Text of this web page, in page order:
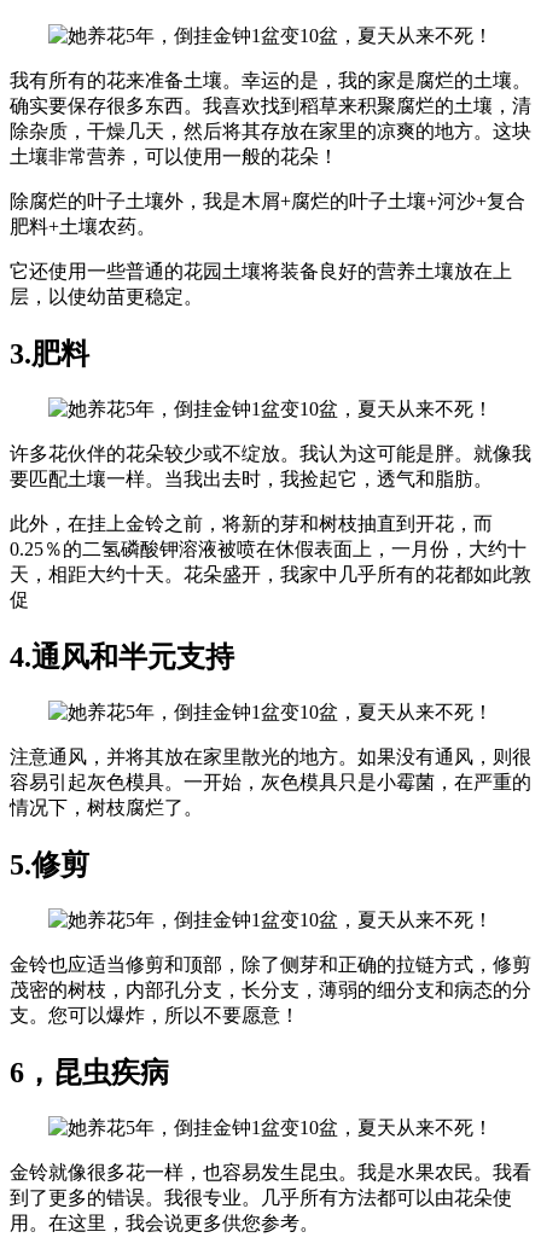
我有所有的花来准备土壤。幸运的是，我的家是腐烂的土壤。
确实要保存很多东西。我喜欢找到稻草来积聚腐烂的土壤，清
除杂质，干燥几天，然后将其存放在家里的凉爽的地方。这块
土壤非常营养，可以使用一般的花朵！
除腐烂的叶子土壤外，我是木屑+腐烂的叶子土壤+河沙+复合
肥料+土壤农药。
它还使用一些普通的花园土壤将装备良好的营养土壤放在上
层，以使幼苗更稳定。
3.肥料
许多花伙伴的花朵较少或不绽放。我认为这可能是胖。就像我
要匹配土壤一样。当我出去时，我捡起它，透气和脂肪。
此外，在挂上金铃之前，将新的芽和树枝抽直到开花，而
0.25％的二氢磷酸钾溶液被喷在休假表面上，一月份，大约十
天，相距大约十天。花朵盛开，我家中几乎所有的花都如此敦
促
4.通风和半元支持
注意通风，并将其放在家里散光的地方。如果没有通风，则很
容易引起灰色模具。一开始，灰色模具只是小霉菌，在严重的
情况下，树枝腐烂了。
5.修剪
金铃也应适当修剪和顶部，除了侧芽和正确的拉链方式，修剪
茂密的树枝，内部孔分支，长分支，薄弱的细分支和病态的分
支。您可以爆炸，所以不要愿意！
6，昆虫疾病
金铃就像很多花一样，也容易发生昆虫。我是水果农民。我看
到了更多的错误。我很专业。几乎所有方法都可以由花朵使
用。在这里，我会说更多供您参考。